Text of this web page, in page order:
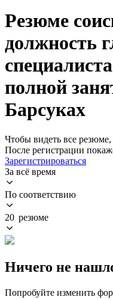
Резюме
должность
полной
Барсуках
Чтобы видеть все резюме,
После регистрации
Зарегистрироваться
За всё время
По соответствию
20 резюме
Ничего не
Попробуйте изменить